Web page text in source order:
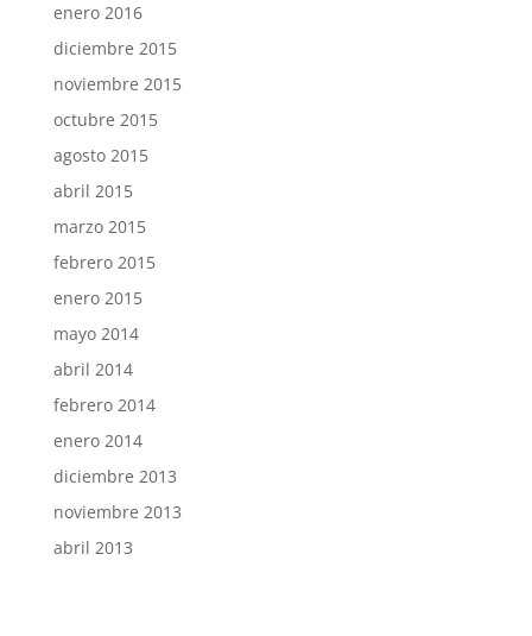
enero 2016
diciembre 2015
noviembre 2015
octubre 2015
agosto 2015
abril 2015
marzo 2015
febrero 2015
enero 2015
mayo 2014
abril 2014
febrero 2014
enero 2014
diciembre 2013
noviembre 2013
abril 2013